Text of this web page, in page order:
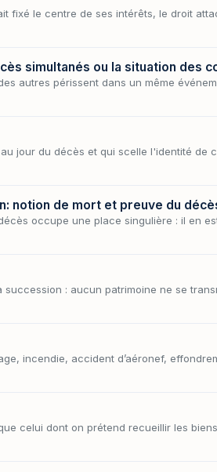
fixé le centre de ses intérêts, le droit
simultanés ou la situation des
autres périssent dans un même
jour du décès et qui scelle l'identité de
notion de mort et preuve du
occupe une place singulière : il en
: aucun patrimoine ne se
incendie, accident d’aéronef,
celui dont on prétend recueillir les